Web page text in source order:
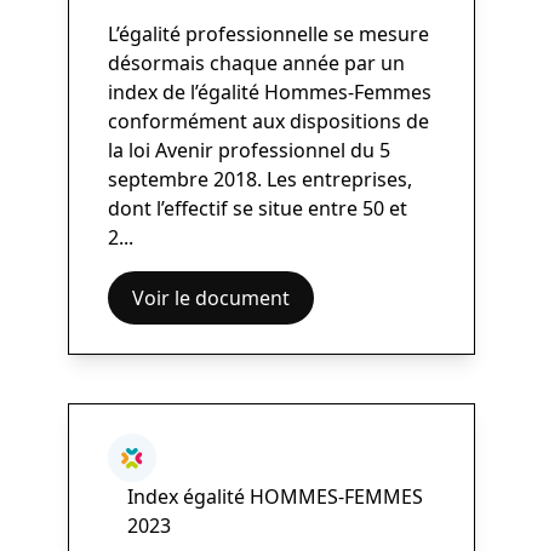
L’égalité professionnelle se mesure
désormais chaque année par un
index de l’égalité Hommes-Femmes
conformément aux dispositions de
la loi Avenir professionnel du 5
septembre 2018. Les entreprises,
dont l’effectif se situe entre 50 et
2...
Voir le document
Index égalité HOMMES-FEMMES
2023